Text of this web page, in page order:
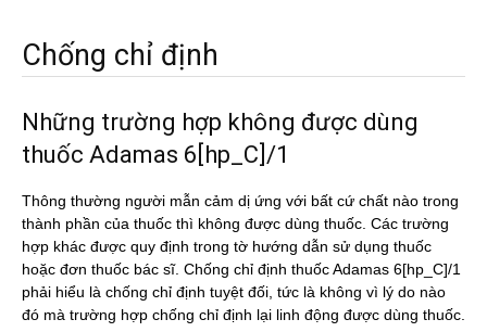
Chống chỉ định
Những trường hợp không được dùng
thuốc Adamas 6[hp_C]/1
Thông thường người mẫn cảm dị ứng với bất cứ chất nào trong
thành phần của thuốc thì không được dùng thuốc. Các trường
hợp khác được quy định trong tờ hướng dẫn sử dụng thuốc
hoặc đơn thuốc bác sĩ. Chống chỉ định thuốc Adamas 6[hp_C]/1
phải hiểu là chống chỉ định tuyệt đối, tức là không vì lý do nào
đó mà trường hợp chống chỉ định lại linh động được dùng thuốc.